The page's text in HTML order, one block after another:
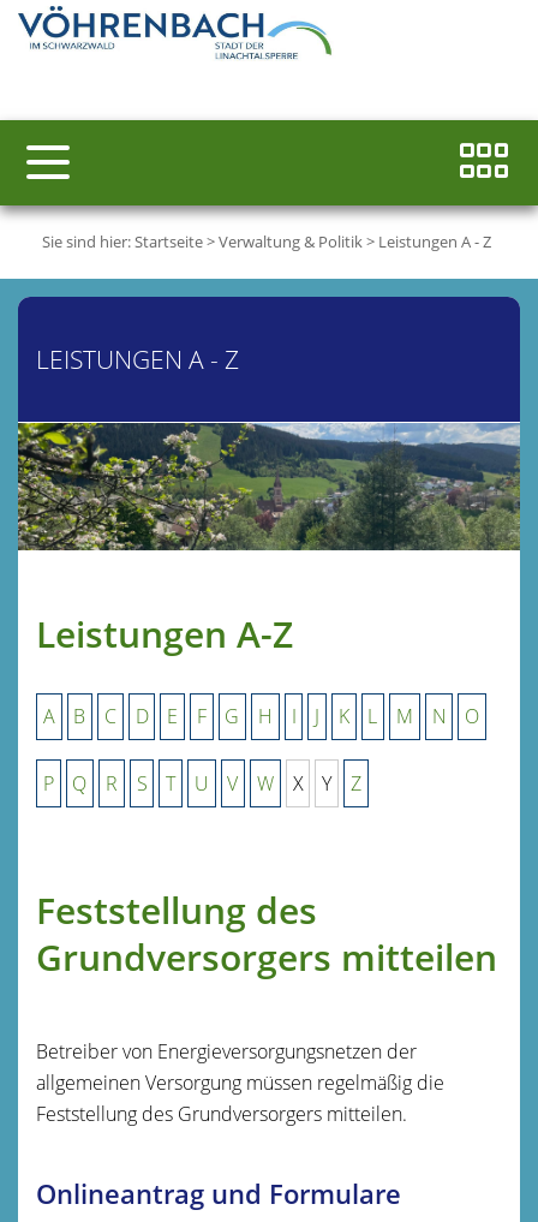
Sie sind hier:Startseite>Verwaltung & Politik> Leistungen A - Z
LEISTUNGEN A - Z
Leistungen A-Z
A B C D E F G H I J K L M N O
P Q R S T U V W X Y Z
Feststellung des
Grundversorgers mitteilen
Betreiber von Energieversorgungsnetzen der
allgemeinen Versorgung müssen regelmäßig die
Feststellung des Grundversorgers mitteilen.
Onlineantrag und Formulare